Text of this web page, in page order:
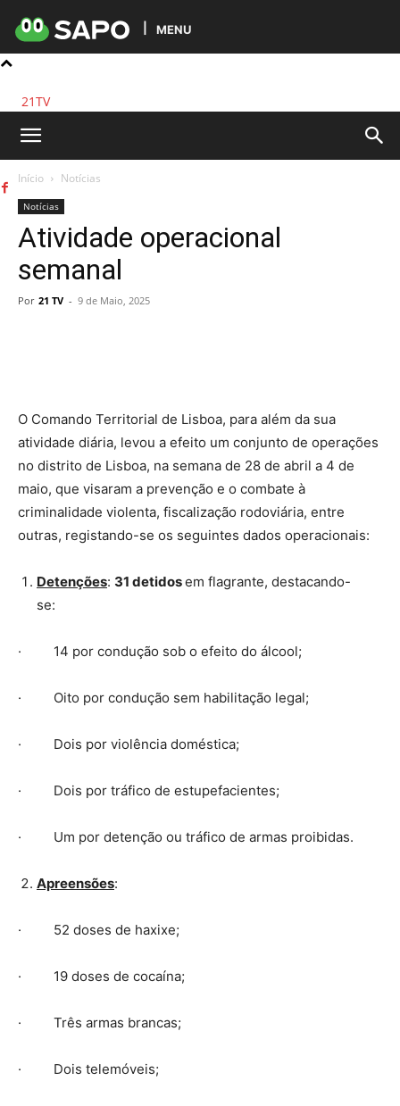
MENU
21TV
Início Notícias
Notícias
Atividade operacional
semanal
Por 21 TV - 9 de Maio, 2025
O Comando Territorial de Lisboa, para além da sua
atividade diária, levou a efeito um conjunto de operações
no distrito de Lisboa, na semana de 28 de abril a 4 de
maio, que visaram a prevenção e o combate à
criminalidade violenta, fiscalização rodoviária, entre
outras, registando-se os seguintes dados operacionais:
Detenções: 31 detidosem flagrante, destacando-
se:
· 14 por condução sob o efeito do álcool;
· Oito por condução sem habilitação legal;
· Dois por violência doméstica;
· Dois por tráfico de estupefacientes;
· Um por detenção ou tráfico de armas proibidas.
Apreensões:
· 52 doses de haxixe;
· 19 doses de cocaína;
· Três armas brancas;
· Dois telemóveis;